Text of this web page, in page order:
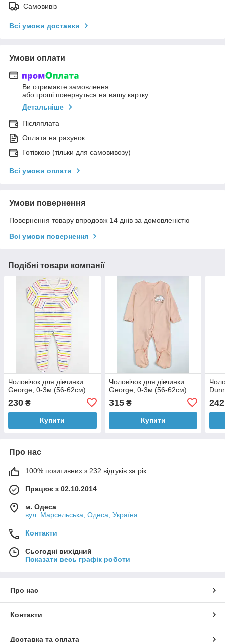
Самовивіз
Всі умови доставки
Умови оплати
Ви отримаєте замовлення
або гроші повернуться на вашу картку
Детальніше
Післяплата
Оплата на рахунок
Готівкою (тільки для самовивозу)
Всі умови оплати
Умови повернення
Повернення товару впродовж 14 днів за домовленістю
Всі умови повернення
Подібні товари компанії
Чоловічок для дівчинки
George, 0-3м (56-62cм)
230 ₴
Купити
Чоловічок для дівчинки
George, 0-3м (56-62см)
315₴
Купити
242
Про нас
100% позитивних з 232 відгуків за рік
Працює з 02.10.2014
м. Одеса
вул. Марсельська, Одеса, Україна
Контакти
Сьогодні вихідний
Показати весь графік роботи
Про нас
Контакти
Доставка та оплата